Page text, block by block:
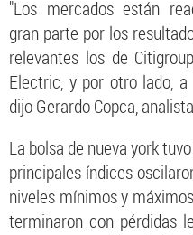
"Los mercados están
gran parte por los
relevantes los de
Electric, y por otro lado,
dijo Gerardo Copca,
La bolsa de nueva york
principales índices
niveles mínimos y
terminaron con pérdidas